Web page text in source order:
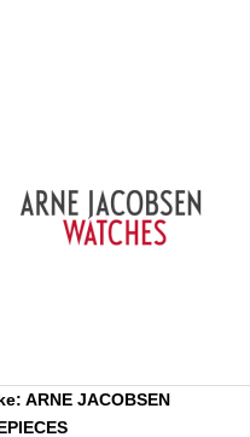
ARNE JACOBSEN